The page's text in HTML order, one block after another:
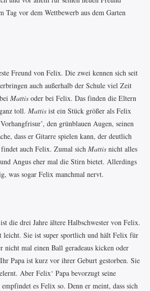
Tag vor dem Wettbewerb aus dem Garten
Freund von Felix. Die zwei kennen sich seit
auch außerhalb der Schule viel Zeit
Mattis oder bei Felix. Das finden die Eltern
toll. Mattis ist ein Stück größer als Felix
den grünblauen Augen, seinen
dass er Gitarre spielen kann, der deutlich
auch Felix. Zumal sich Mattis nicht alles
Angus eher mal die Stirn bietet. Allerdings
was sogar Felix manchmal nervt.
die drei Jahre ältere Halbschwester von Felix.
Sie ist super sportlich und hält Felix für
nicht mal einen Ball geradeaus kicken oder
Papa ist kurz vor ihrer Geburt gestorben. Sie
Aber Felix‘ Papa bevorzugt seine
es Felix so. Denn er meint, dass sich